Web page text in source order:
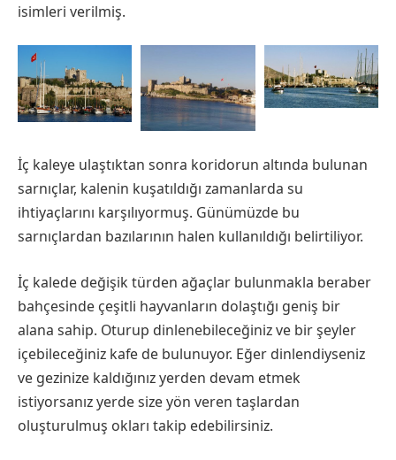
isimleri verilmiş.
İç kaleye ulaştıktan sonra koridorun altında bulunan
sarnıçlar, kalenin kuşatıldığı zamanlarda su
ihtiyaçlarını karşılıyormuş. Günümüzde bu
sarnıçlardan bazılarının halen kullanıldığı belirtiliyor.
İç kalede değişik türden ağaçlar bulunmakla beraber
bahçesinde çeşitli hayvanların dolaştığı geniş bir
alana sahip. Oturup dinlenebileceğiniz ve bir şeyler
içebileceğiniz kafe de bulunuyor. Eğer dinlendiyseniz
ve gezinize kaldığınız yerden devam etmek
istiyorsanız yerde size yön veren taşlardan
oluşturulmuş okları takip edebilirsiniz.